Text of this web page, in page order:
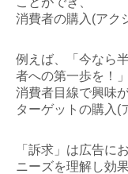
消費者の購入(アク
例えば、「今なら
者への第一歩を！」
消費者目線で興味
ターゲットの購入(
「訴求」は広告に
ニーズを理解し効